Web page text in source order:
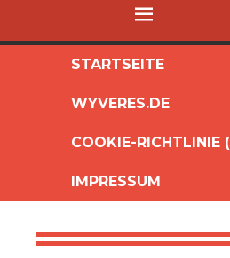
MENÜ
SPRINGEN
STARTSEITE
WYVERES.DE
COOKIE-RICHTLINIE
IMPRESSUM